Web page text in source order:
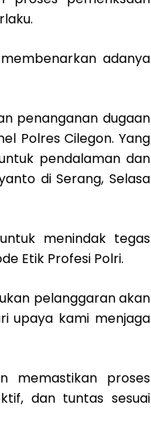
adanya
penanganan dugaan
Polres Cilegon. Yang
pendalaman dan
di Serang, Selasa
menindak tegas
Etik Profesi Polri.
pelanggaran akan
upaya kami menjaga
memastikan proses
dan tuntas sesuai